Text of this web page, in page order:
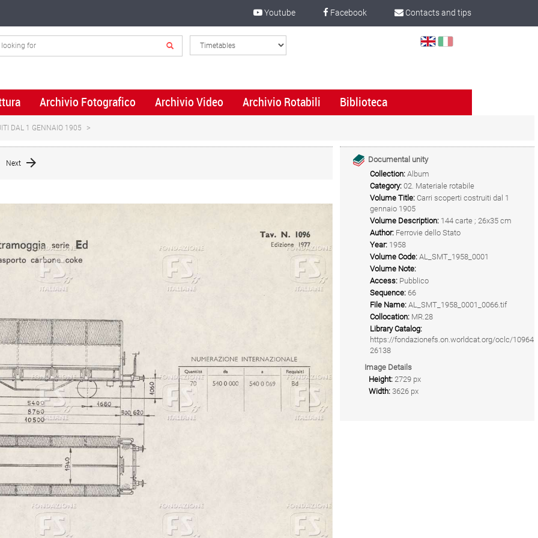
Contacts and tips
Facebook
Youtube
Select
Archivio Fotografico Archivio Video Archivio Rotabili Biblioteca
DAL 1 GENNAIO 1905
Next
Documental unity
Collection: Album
Category: 02. Materiale rotabile
Volume Title: Carri scoperti costruiti dal 1
gennaio 1905
Volume Description: 144 carte ; 26x35 cm
Author: Ferrovie dello Stato
Year: 1958
Volume Code: AL_SMT_1958_0001
Volume Note:
Access: Pubblico
Sequence: 66
File Name: AL_SMT_1958_0001_0066.tif
Collocation: MR.28
Library Catalog:
https://fondazionefs.on.worldcat.org/oclc/10964
26138
Image Details
Height: 2729 px
Width: 3626 px